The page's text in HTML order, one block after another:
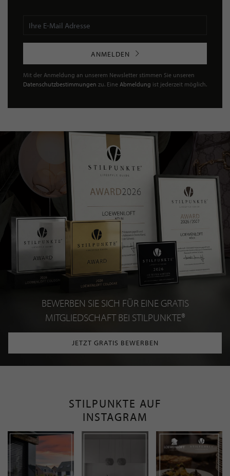
ANMELDEN
Mit der Anmeldung an unserem Newsletter stimmen Sie unseren
Datenschutzbestimmungen zu. Eine Abmeldung ist jederzeit möglich.
BEWERBEN SIE SICH FÜR EINE GRATIS
MITGLIEDSCHAFT BEI STILPUNKTE®
JETZT GRATIS BEWERBEN
STILPUNKTE AUF
INSTAGRAM